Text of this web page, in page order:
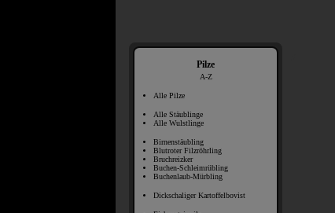
Pilze
A-Z
Alle Pilze
Alle Stäublinge
Alle Wulstlinge
Birnenstäubling
Blutroter Filzröhrling
Bruchreizker
Buchen-Schleimrübling
Buchenlaub-Mürbling
Dickschaliger Kartoffelbovist